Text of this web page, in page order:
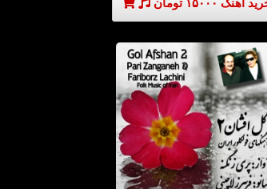
آهنگ ۱۵۰۰۰ تومان